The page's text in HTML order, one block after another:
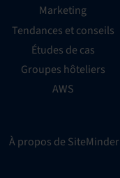
Marketing
Tendances et conseils
Études de cas
Groupes hôteliers
AWS
À propos de SiteMinder